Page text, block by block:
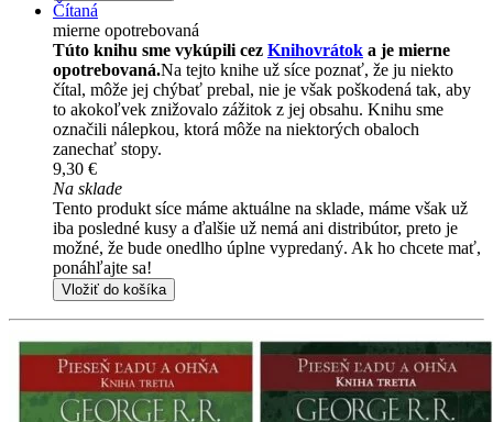
Čítaná
mierne opotrebovaná
Túto knihu sme vykúpili cez Knihovrátok a je mierne
opotrebovaná.Na tejto knihe už síce poznať, že ju niekto
čítal, môže jej chýbať prebal, nie je však poškodená tak, aby
to akokoľvek znižovalo zážitok z jej obsahu. Knihu sme
označili nálepkou, ktorá môže na niektorých obaloch
zanechať stopy.
9,30 €
Na sklade
Tento produkt síce máme aktuálne na sklade, máme však už
iba posledné kusy a ďalšie už nemá ani distribútor, preto je
možné, že bude onedlho úplne vypredaný. Ak ho chcete mať,
ponáhľajte sa!
Vložiť do košíka